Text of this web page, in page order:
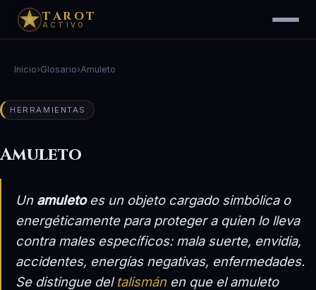
TAROT
ACTIVO
Inicio›Glosario›Amuleto
HERRAMIENTAS
Amuleto
Un amuletoes un objeto cargado simbólica o
energéticamente para protegera quien lo lleva
contra males específicos: mala suerte, envidia,
accidentes, energías negativas, enfermedades.
Se distingue deltalismánen que el amuleto